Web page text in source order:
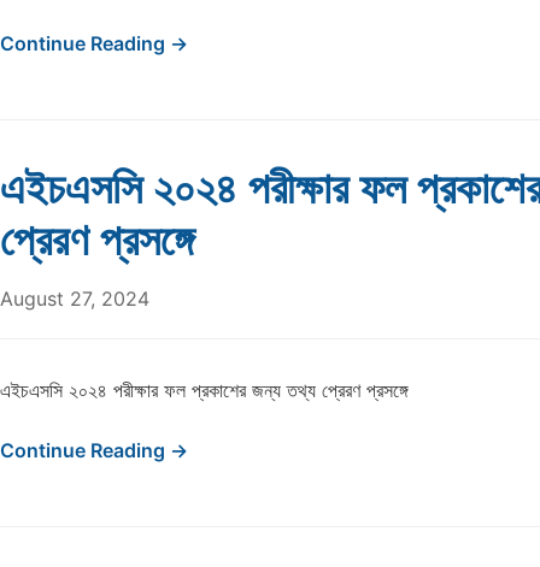
Continue Reading →
এইচএসসি ২০২৪ পরীক্ষার ফল
প্রেরণ প্রসঙ্গে
August 27, 2024
এইচএসসি ২০২৪ পরীক্ষার ফল প্রকাশের জন্য তথ্য প্রেরণ প্রসঙ্গে
Continue Reading →